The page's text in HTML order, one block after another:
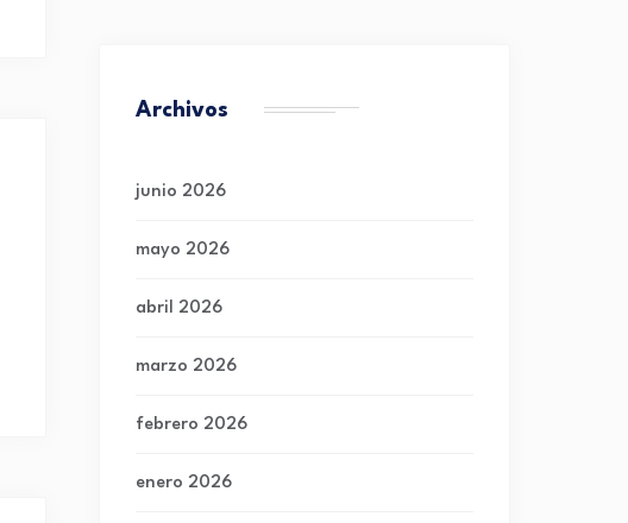
Archivos
junio 2026
mayo 2026
abril 2026
marzo 2026
febrero 2026
enero 2026